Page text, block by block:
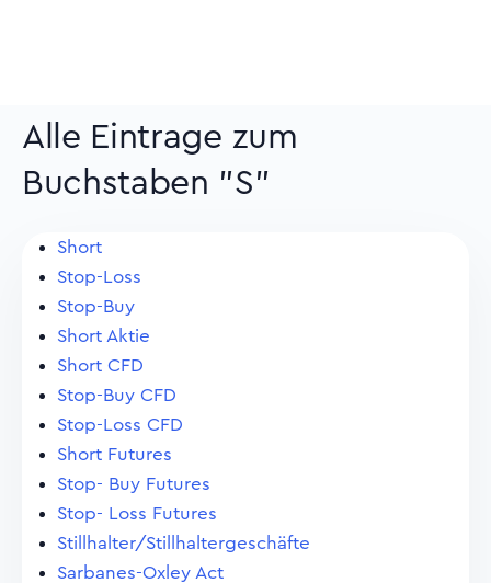
Alle Eintrage zum
Buchstaben "S"
Short
Stop-Loss
Stop-Buy
Short Aktie
Short CFD
Stop-Buy CFD
Stop-Loss CFD
Short Futures
Stop- Buy Futures
Stop- Loss Futures
Stillhalter/Stillhaltergeschäfte
Sarbanes-Oxley Act